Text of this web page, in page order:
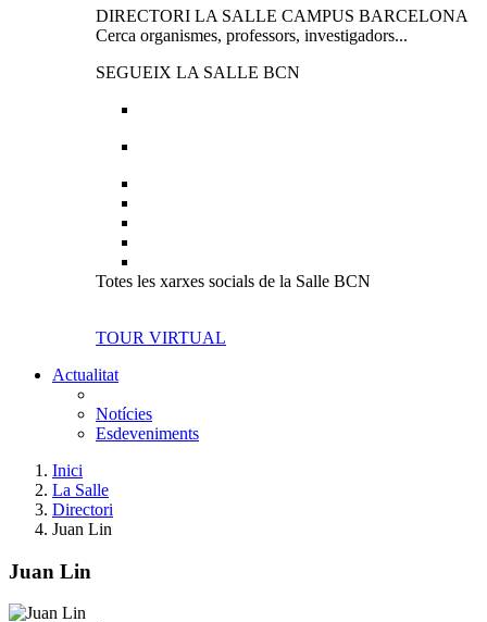
DIRECTORI LA SALLE CAMPUS BARCELONA
Cerca organismes, professors, investigadors...
SEGUEIX LA SALLE BCN
Totes les xarxes socials de la Salle BCN
TOUR VIRTUAL
Actualitat
Notícies
Esdeveniments
Inici
La Salle
Directori
Juan Lin
Juan Lin